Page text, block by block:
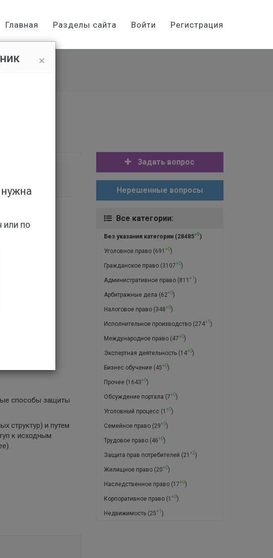
Главная Разделы сайта Войти Регистрация
способы защиты
структур) и путем
к исходным
Задать вопрос
Нерешенные вопросы
Все категории:
Без указания категории(28485+0)
Уголовное право(691 +0)
Гражданское право(3107+0)
Административное право(811 +1 )
Арбитражные дела (62+0)
Налоговое право(348+0)
Исполнительное производство(274+1 )
Международное право(47+0)
Экспертная деятельность(14+0)
Бизнес обучение(45+0)
Прочее(1643+0)
Обсуждение портала (7+0)
Уголовный процесс (1 +0)
Семейное право(29+0)
Трудовое право(46+0)
Защита прав потребителей (21 +2)
Жилищное право(20+0)
Наследственное право(17+0)
Корпоративное право(1 +0)
Недвижимость(25+1 )
×
или по